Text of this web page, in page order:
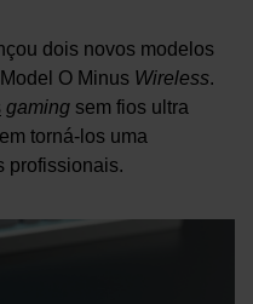
dois novos modelos
O Minus Wireless.
gaming sem fios ultra
torná-los uma
profissionais.